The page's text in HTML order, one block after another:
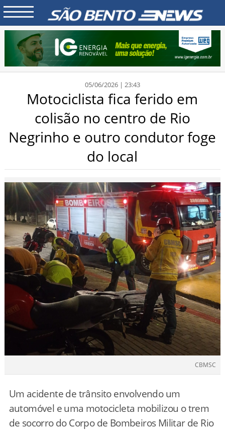
05/06/2026 | 23:43
Motociclista fica ferido em
colisão no centro de Rio
Negrinho e outro condutor foge
do local
CBMSC
Um acidente de trânsito envolvendo um
automóvel e uma motocicleta mobilizou o trem
de socorro do Corpo de Bombeiros Militar de Rio